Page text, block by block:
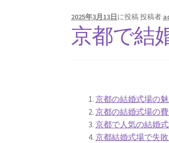
2025年3月13日に投稿投稿者
京都で結
京都の結婚式場の
京都の結婚式場の
京都で人気の結婚
京都結婚式場で失